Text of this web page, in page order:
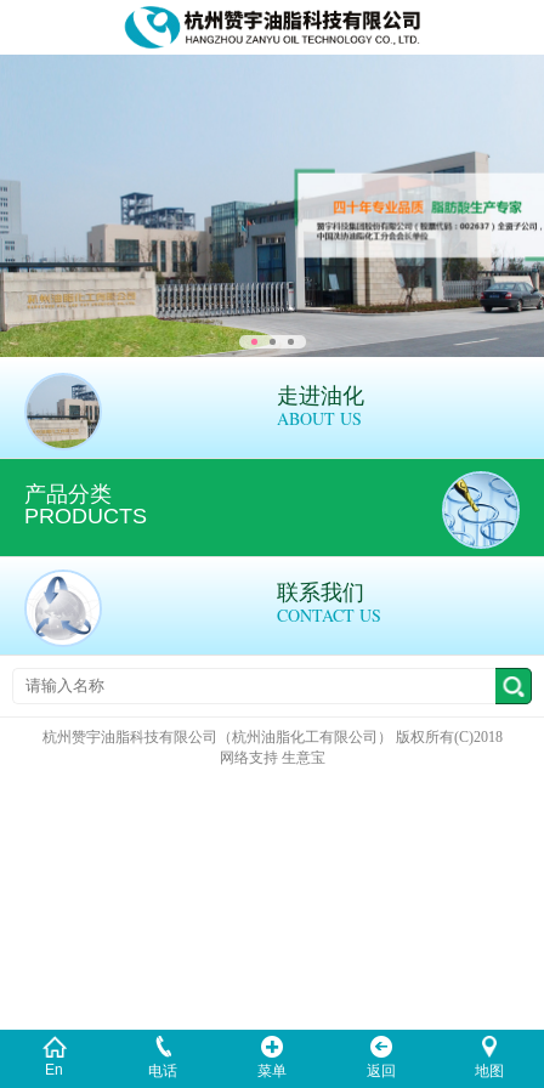
走进油化
ABOUT US
产品分类
PRODUCTS
联系我们
CONTACT US
杭州赞宇油脂科技有限公司（杭州油脂化工有限公司）
版权所有(C)2018
网络支持生意宝
En 电话 菜单 返回 地图